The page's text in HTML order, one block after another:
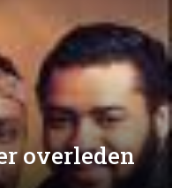
overleden